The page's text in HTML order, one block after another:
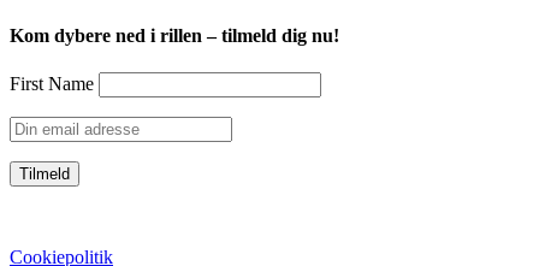
Kom dybere ned i rillen – tilmeld dig nu!
First Name
Cookiepolitik